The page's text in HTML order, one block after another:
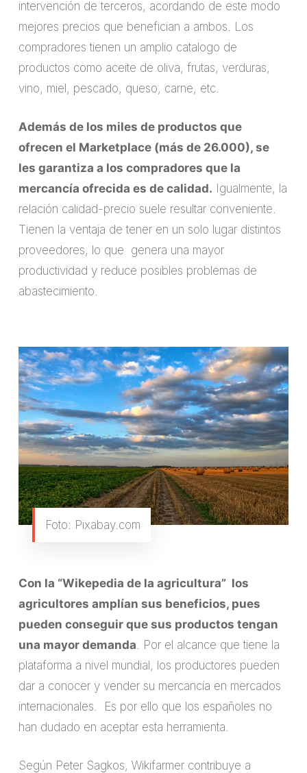
intervención de terceros, acordando de este modo
mejores precios que benefician a ambos. Los
compradores tienen un amplio catalogo de
productos como aceite de oliva, frutas, verduras,
vino, miel, pescado, queso, carne, etc.
Además de los miles de productos que
ofrecen el Marketplace (más de 26.000), se
les garantiza a los compradores que la
mercancía ofrecida es de calidad. Igualmente, la
relación calidad-precio suele resultar conveniente.
Tienen la ventaja de tener en un solo lugar distintos
proveedores, lo que genera una mayor
productividad y reduce posibles problemas de
abastecimiento.
Foto: Pixabay.com
Con la “Wikepedia de la agricultura” los
agricultores amplían sus beneficios, pues
pueden conseguir que sus productos tengan
una mayor demanda. Por el alcance que tiene la
plataforma a nivel mundial, los productores pueden
dar a conocer y vender su mercancía en mercados
internacionales. Es por ello que los españoles no
han dudado en aceptar esta herramienta.
Según Peter Sagkos, Wikifarmer contribuye a